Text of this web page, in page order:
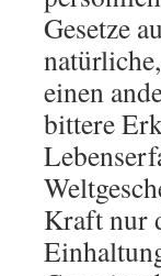
Gesetze
einen
bittere
Kraft nur